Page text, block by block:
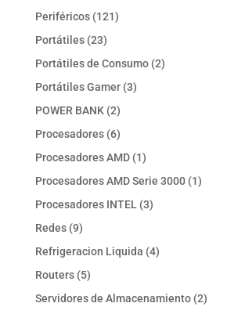
productos
Periféricos 121121
Portátiles 2323
productos
Portátiles de Consumo 22
Portátiles Gamer 33
POWER BANK 22
productos
Procesadores 66
productos
Procesadores AMD 11
producto
Procesadores AMD Serie 3000 11
Procesadores INTEL 33
Redes 99
productos
Refrigeracion Liquida 44
Routers 55
productos
Servidores de Almacenamiento 22